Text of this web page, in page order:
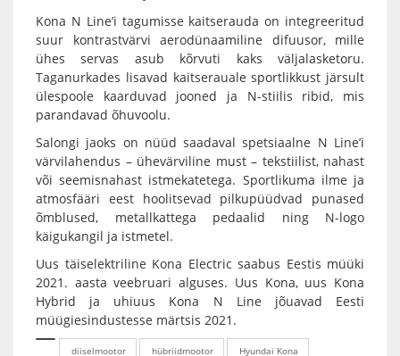
Kona N Line’i tagumisse kaitserauda on integreeritud
suur kontrastvärvi aerodünaamiline difuusor, mille
ühes servas asub kõrvuti kaks väljalasketoru.
Taganurkades lisavad kaitserauale sportlikkust järsult
ülespoole kaarduvad jooned ja N-stiilis ribid, mis
parandavad õhuvoolu.
Salongi jaoks on nüüd saadaval spetsiaalne N Line’i
värvilahendus – ühevärviline must – tekstiilist, nahast
või seemisnahast istmekatetega. Sportlikuma ilme ja
atmosfääri eest hoolitsevad pilkupüüdvad punased
õmblused, metallkattega pedaalid ning N-logo
käigukangil ja istmetel.
Uus täiselektriline Kona Electric saabus Eestis müüki
2021. aasta veebruari alguses. Uus Kona, uus Kona
Hybrid ja uhiuus Kona N Line jõuavad Eesti
müügiesindustesse märtsis 2021.
diiselmootor hübriidmootor
Hyundai Kona